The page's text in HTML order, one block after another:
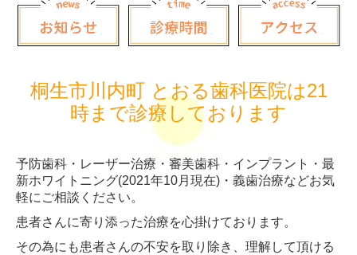
桐生市川内町 とおる歯科医院は21
時まで診療しております
予防歯科・レーザー治療・審美歯科・インプラント・最
新ホワイトニング(2021年10月現在)・義歯治療などお気
軽にご相談ください。
患者さんに寄り添った治療を心掛けております。
その為にも患者さんの不安を取り除き、理解して頂ける